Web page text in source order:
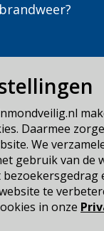
Daarmee
We
gebruik van de
te
in onze